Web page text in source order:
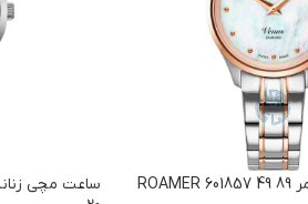
ساعت مچی زنانه رومر ROAMER 601857 49 89